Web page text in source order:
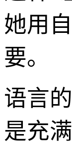
她用
要。
语言
是充